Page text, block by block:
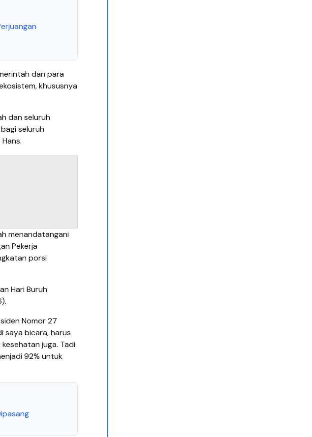
dan para
khususnya
dan seluruh
seluruh
menandatangani
Pekerja
porsi
Hari Buruh
Nomor 27
saya bicara, harus
juga. Tadi
92% untuk